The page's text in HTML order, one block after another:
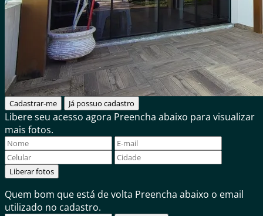
Cadastrar-me Já possuo cadastro
Libere seu acesso agora Preencha abaixo para visualizar
mais fotos.
Liberar fotos
Quem bom que está de volta Preencha abaixo o email
utilizado no cadastro.